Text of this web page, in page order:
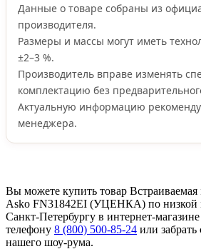
Данные о товаре собраны из
производителя.
Размеры и массы могут иметь
±2–3 %.
Производитель вправе изменять
комплектацию без
Актуальную информацию
менеджера.
Вы можете купить товар Встраиваемая
Asko FN31842EI (УЦЕНКА) по низкой
Санкт-Петербургу в интернет-
телефону 8 (800) 500-85-24 или
нашего шоу-рума.